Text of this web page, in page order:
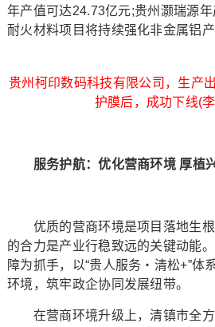
年产值可达24.73亿元;贵州灏瑞源
耐火材料项目将持续强化非金属铝
贵州柯印数码科技有限公司，生产
护膜后，成功下线(
服务护航：优化营商环境 厚植
优质的营商环境是项目落地生根
的合力是产业行稳致远的关键动能
障为抓手，以“贵人服务・清松+”体
环境，筑牢政企协同发展纽带。
在营商环境升级上，清镇市全方